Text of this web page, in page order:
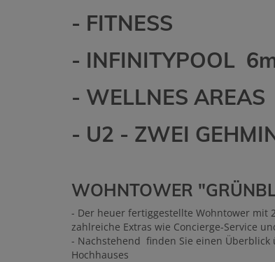
- FITNESS
- INFINITYPOOL
- WELLNES AREAS
- U2 - ZWEI
WOHNTOWER
- Der heuer fertiggestellte Wohntower mit
zahlreiche Extras wie Concierge-Service
- Nachstehend finden Sie einen
Hochhauses